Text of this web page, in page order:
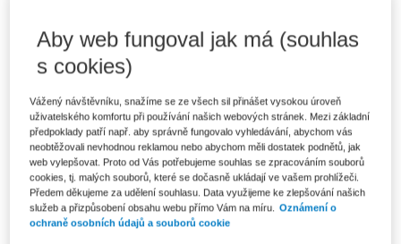
E-kniha Smarteca
Co je Smarteca?
1 454 Kč
Ušetříte 765 Kč
DMOC 2 219 Kč
Balíček - Tištěná kniha + E-kniha
Smarteca
Skladem - expedice do 2 pracovních dnů
Co je Smarteca?
Půjčit si e-knihu online Smarteca
Aby web fungoval jak má (souhlas
s cookies)
Vážený návštěvníku, snažíme se ze všech sil přinášet vysokou úroveň
uživatelského komfortu při používání našich webových stránek. Mezi základní
předpoklady patří např. aby správně fungovalo vyhledávání, abychom vás
neobtěžovali nevhodnou reklamou nebo abychom měli dostatek podnětů, jak
web vylepšovat. Proto od Vás potřebujeme souhlas se zpracováním souborů
cookies, tj. malých souborů, které se dočasně ukládají ve vašem prohlížeči.
Předem děkujeme za udělení souhlasu. Data využijeme ke zlepšování našich
služeb a přizpůsobení obsahu webu přímo Vám na míru. Oznámení o
ochraně osobních údajů a souborů cookie